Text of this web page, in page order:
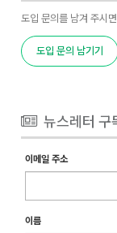
도입 문의를 남겨 주시
도입 문의 남기기
뉴스레터 구
이메일 주소
이름